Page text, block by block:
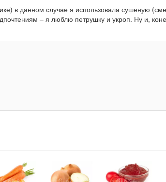
в данном случае я использовала сушеную
– я люблю петрушку и укроп. Ну и,